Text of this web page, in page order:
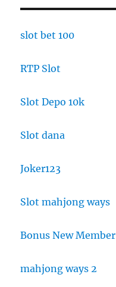
slot bet 100
RTP Slot
Slot Depo 10k
Slot dana
Joker123
Slot mahjong ways
Bonus New Member
mahjong ways 2